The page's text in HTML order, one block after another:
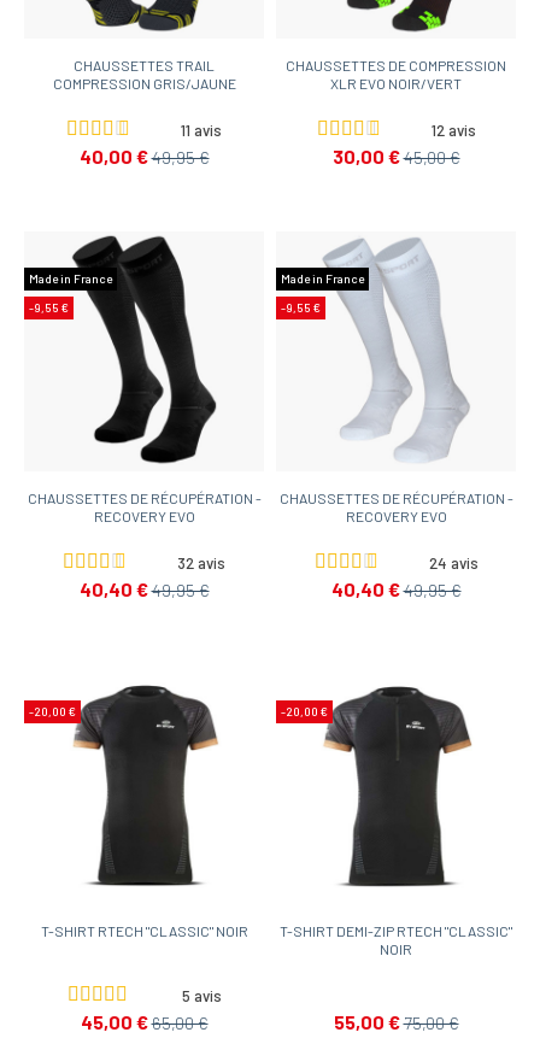
CHAUSSETTES TRAIL
COMPRESSION GRIS/JAUNE
11 avis
40,00 €49,95 €
CHAUSSETTES DE COMPRESSION
XLR EVO NOIR/VERT
12 avis
30,00 €45,00 €
Made in France
-9,55 €
CHAUSSETTES DE RÉCUPÉRATION -
RECOVERY EVO
32 avis
40,40 €49,95 €
Made in France
-9,55 €
CHAUSSETTES DE RÉCUPÉRATION -
RECOVERY EVO
24 avis
40,40 €49,95 €
-20,00 €
T-SHIRT RTECH "CLASSIC" NOIR
5 avis
45,00 €65,00 €
-20,00 €
T-SHIRT DEMI-ZIP RTECH "CLASSIC"
NOIR
55,00 €75,00 €